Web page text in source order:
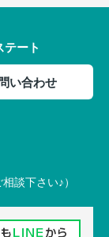
テート
い合わせ
談下さい♪）